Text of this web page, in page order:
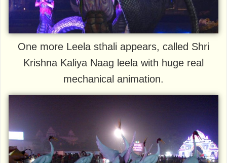
One more Leela sthali appears, called Shri
Krishna Kaliya Naag leela with huge real
mechanical animation.